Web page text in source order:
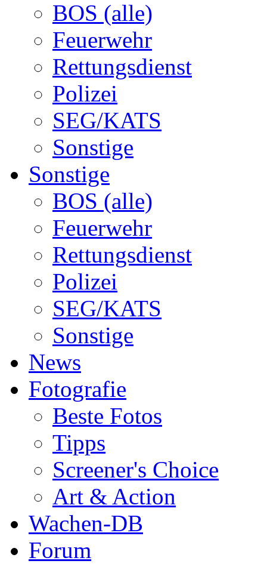
BOS (alle)
Feuerwehr
Rettungsdienst
Polizei
SEG/KATS
Sonstige
Sonstige
BOS (alle)
Feuerwehr
Rettungsdienst
Polizei
SEG/KATS
Sonstige
News
Fotografie
Beste Fotos
Tipps
Screener's Choice
Art & Action
Wachen-DB
Forum